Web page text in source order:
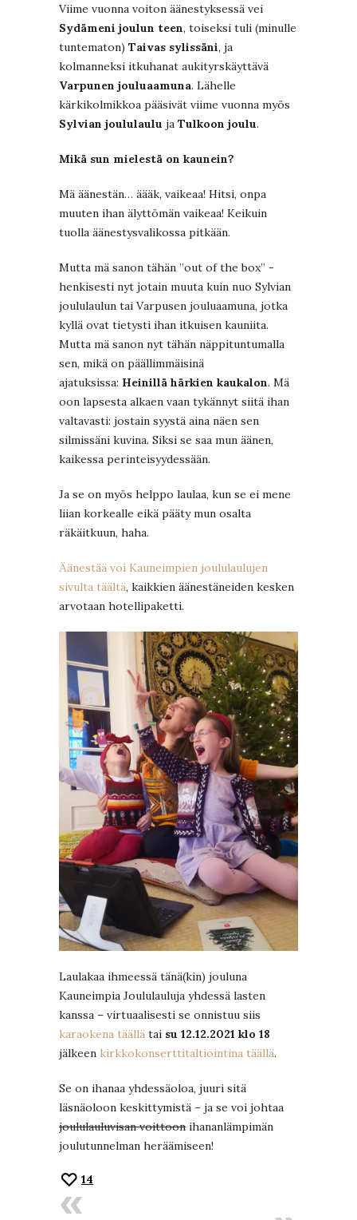
Viime vuonna voiton äänestyksessä vei
Sydämeni joulun teen, toiseksi tuli (minulle
tuntematon) Taivas sylissäni, ja
kolmanneksi itkuhanat aukityrskäyttävä
Varpunen jouluaamuna. Lähelle
kärkikolmikkoa pääsivät viime vuonna myös
Sylvian joululaulu ja Tulkoon joulu.
Mikä sun mielestä on kaunein?
Mä äänestän… äääk, vaikeaa! Hitsi, onpa
muuten ihan älyttömän vaikeaa! Keikuin
tuolla äänestysvalikossa pitkään.
Mutta mä sanon tähän ”out of the box” -
henkisesti nyt jotain muuta kuin nuo Sylvian
joululaulun tai Varpusen jouluaamuna, jotka
kyllä ovat tietysti ihan itkuisen kauniita.
Mutta mä sanon nyt tähän näppituntumalla
sen, mikä on päällimmäisinä
ajatuksissa: Heinillä härkien kaukalon. Mä
oon lapsesta alkaen vaan tykännyt siitä ihan
valtavasti: jostain syystä aina näen sen
silmissäni kuvina. Siksi se saa mun äänen,
kaikessa perinteisyydessään.
Ja se on myös helppo laulaa, kun se ei mene
liian korkealle eikä pääty mun osalta
räkäitkuun, haha.
Äänestää voi Kauneimpien joululaulujen
sivulta täältä, kaikkien äänestäneiden kesken
arvotaan hotellipaketti.
Laulakaa ihmeessä tänä(kin) jouluna
Kauneimpia Joululauluja yhdessä lasten
kanssa – virtuaalisesti se onnistuu siis
karaokena täällä tai su 12.12.2021 klo 18
jälkeen kirkkokonserttitaltiointina täällä.
Se on ihanaa yhdessäoloa, juuri sitä
läsnäoloon keskittymistä – ja se voi johtaa
joululauluvisan voittoon ihananlämpimän
joulutunnelman heräämiseen!
14